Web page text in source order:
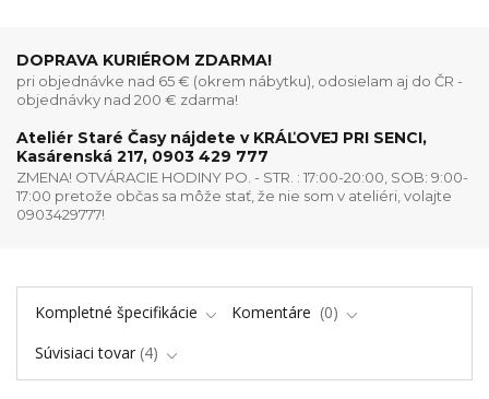
DOPRAVA KURIÉROM ZDARMA!
pri objednávke nad 65 € (okrem nábytku), odosielam aj do ČR -
objednávky nad 200 € zdarma!
Ateliér Staré Časy nájdete v KRÁĽOVEJ PRI SENCI,
Kasárenská 217, 0903 429 777
ZMENA! OTVÁRACIE HODINY PO. - STR. : 17:00-20:00, SOB: 9:00-
17:00 pretože občas sa môže stať, že nie som v ateliéri, volajte
0903429777!
Kompletné špecifikácie Komentáre
0
Súvisiaci tovar 4